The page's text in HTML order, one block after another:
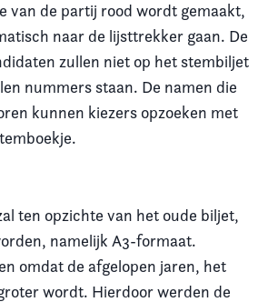
van de partij rood wordt gemaakt,
naar de lijsttrekker gaan. De
zullen niet op het stembiljet
nummers staan. De namen die
kunnen kiezers opzoeken met
ten opzichte van het oude biljet,
namelijk A3-formaat.
omdat de afgelopen jaren, het
wordt. Hierdoor werden de